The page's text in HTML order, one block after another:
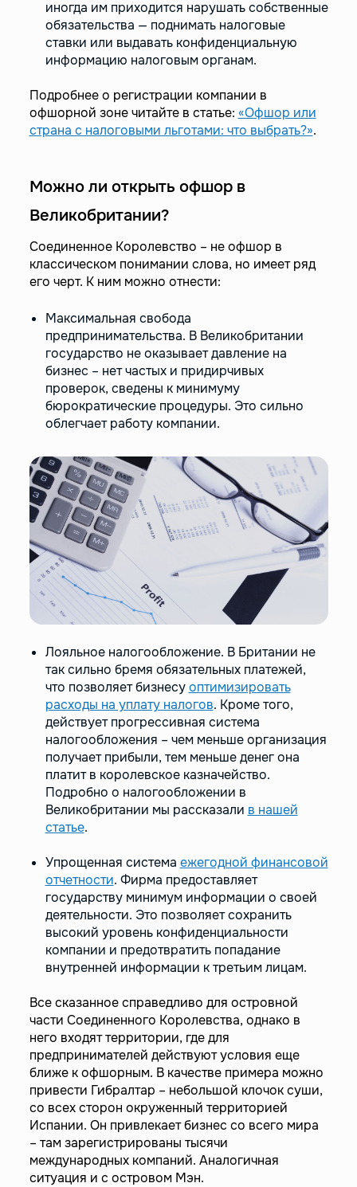
иногда им приходится нарушать собственные
обязательства — поднимать налоговые
ставки или выдавать конфиденциальную
информацию налоговым органам.
Подробнее о регистрации компании в
офшорной зоне читайте в статье: «Офшор или
страна с налоговыми льготами: что выбрать?».
Можно ли открыть офшор в
Великобритании?
Соединенное Королевство – не офшор в
классическом понимании слова, но имеет ряд
его черт. К ним можно отнести:
Максимальная свобода
предпринимательства. В Великобритании
государство не оказывает давление на
бизнес – нет частых и придирчивых
проверок, сведены к минимуму
бюрократические процедуры. Это сильно
облегчает работу компании.
Лояльное налогообложение. В Британии не
так сильно бремя обязательных платежей,
что позволяет бизнесуоптимизировать
расходы на уплату налогов. Кроме того,
действует прогрессивная система
налогообложения – чем меньше организация
получает прибыли, тем меньше денег она
платит в королевское казначейство.
Подробно о налогообложении в
Великобритании мы рассказали в нашей
статье.
Упрощенная система ежегодной финансовой
отчетности. Фирма предоставляет
государству минимум информации о своей
деятельности. Это позволяет сохранить
высокий уровень конфиденциальности
компании и предотвратить попадание
внутренней информации к третьим лицам.
Все сказанное справедливо для островной
части Соединенного Королевства, однако в
него входят территории, где для
предпринимателей действуют условия еще
ближе к офшорным. В качестве примера можно
привести Гибралтар – небольшой клочок суши,
со всех сторон окруженный территорией
Испании. Он привлекает бизнес со всего мира
– там зарегистрированы тысячи
международных компаний. Аналогичная
ситуация и с островом Мэн.